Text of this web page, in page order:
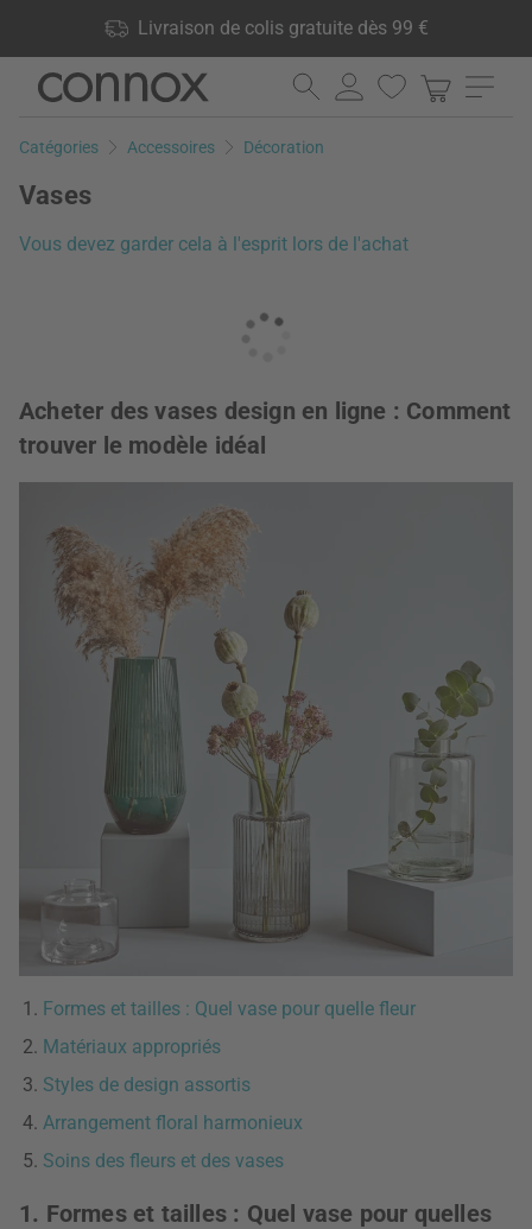
Livraison de colis gratuite dès 99 €
produits en stock, Droit de retour de 60 jours
Aller
contenu
Aller
la
Catégories Accessoires Décoration
Vases
Vous devez garder cela à l'esprit lors de l'achat
Acheter des vases design en ligne : Comment
trouver le modèle idéal
Formes et tailles : Quel vase pour quelle fleur
Matériaux appropriés
Styles de design assortis
Arrangement floral harmonieux
Soins des fleurs et des vases
1. Formes et tailles : Quel vase pour quelles